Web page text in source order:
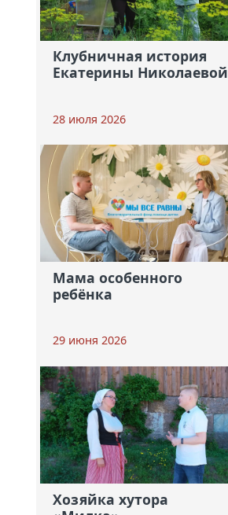
Клубничная история
Екатерины Николаевой
28 июля 2026
Мама особенного
ребёнка
29 июня 2026
Хозяйка хутора